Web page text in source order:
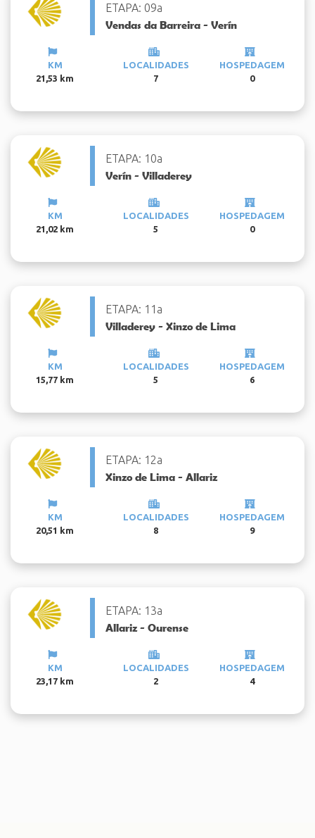
ETAPA: 09a
Vendas da Barreira - Verín
KM
21,53 km
LOCALIDADES
7
HOSPEDAGEM
0
ETAPA: 10a
Verín - Villaderey
KM
21,02 km
LOCALIDADES
5
HOSPEDAGEM
0
ETAPA: 11a
Villaderey - Xinzo de Lima
KM
15,77 km
LOCALIDADES
5
HOSPEDAGEM
6
ETAPA: 12a
Xinzo de Lima - Allariz
KM
20,51 km
LOCALIDADES
8
HOSPEDAGEM
9
ETAPA: 13a
Allariz - Ourense
KM
23,17 km
LOCALIDADES
2
HOSPEDAGEM
4